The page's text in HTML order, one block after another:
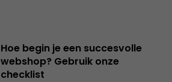
Hoe begin je een succesvolle
webshop? Gebruik onze
checklist